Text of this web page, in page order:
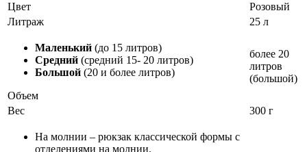
Цвет
Розовый
Литраж
25 л
Маленький (до 15 литров)
Средний (средний 15- 20 литров)
Большой (20 и более литров)
Объем
более 20
литров
(большой)
Вес 300 г
На молнии – рюкзак классической формы с
отделениями на молнии.